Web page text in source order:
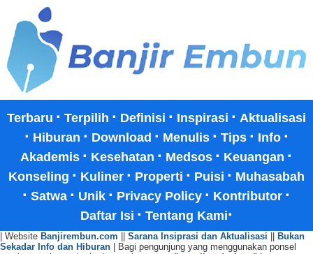
Terbaru · Terpilih · Definisi · Inspirasi · Aktualisasi
· Hiburan · Download · Menulis · Tips · Info ·
Akademis · Kesehatan · Medsos · Keuangan ·
Konseling · Kuliner · Properti · Puisi · Muhasabah
· Satwa · Unik · Privacy Policy · Kontributor ·
Daftar Isi · Tentang Kami·
| Website Banjirembun.com || Sarana Insiprasi dan Aktualisasi || Bukan
Sekadar Info dan Hiburan | Bagi pengunjung yang menggunakan ponsel